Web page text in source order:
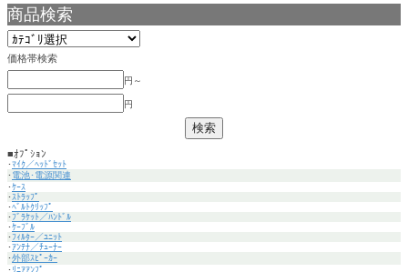
商品検索
価格帯検索
円～
円
■ｵﾌﾟｼｮﾝ
･ﾏｲｸ／ﾍｯﾄﾞｾｯﾄ
･電池･電源関連
･ｹｰｽ
･ｽﾄﾗｯﾌﾟ
･ﾍﾞﾙﾄｸﾘｯﾌﾟ
･ﾌﾞﾗｹｯﾄ／ﾊﾝﾄﾞﾙ
･ｹｰﾌﾞﾙ
･ﾌｨﾙﾀｰ／ﾕﾆｯﾄ
･ｱﾝﾃﾅ／ﾁｭｰﾅｰ
･外部ｽﾋﾟｰｶｰ
･ﾘﾆｱｱﾝﾌﾟ